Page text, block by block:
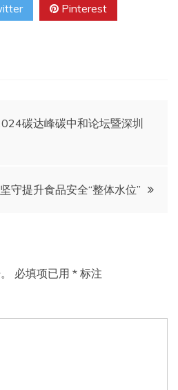
Pinterest
碳达峰碳中和论坛暨深圳
坚守提升食品安全“整体水位”
必填项已用 * 标注